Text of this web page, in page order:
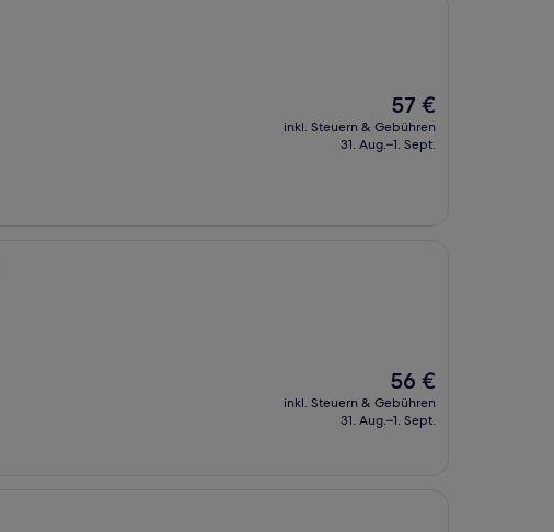
Der
Preis
beträgt
57 €
inkl. Steuern & Gebühren
31. Aug.–1. Sept.
Der
Preis
beträgt
56 €
inkl. Steuern & Gebühren
31. Aug.–1. Sept.